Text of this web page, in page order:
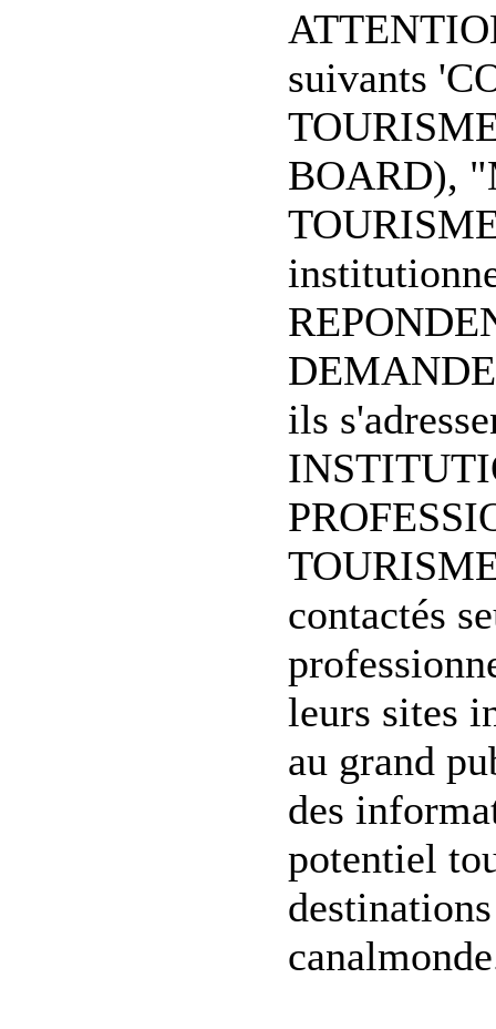
suivants
BOARD),
ils
contactés
leurs sites
au grand
des
potentiel